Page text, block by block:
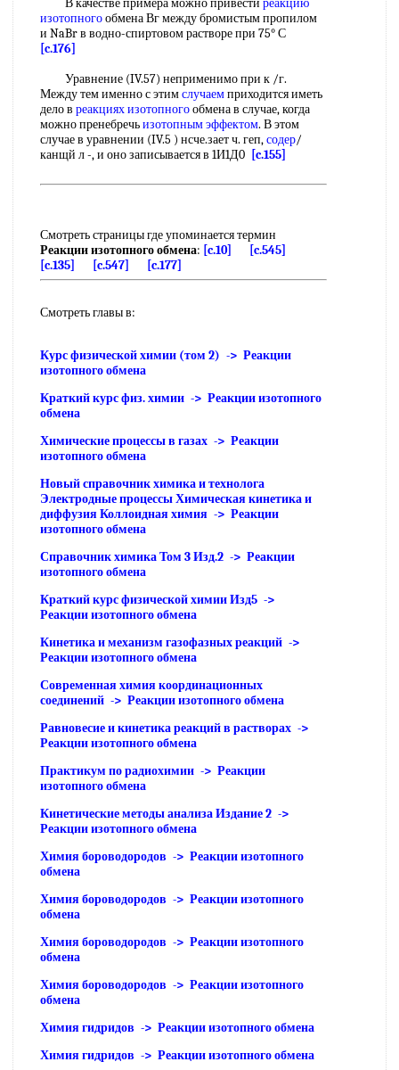
В качестве примера можно привести реакцию
изотопногообмена Вг между бромистым пропилом
и NaBr в водно-спиртовом растворе при 75° С
[c.176]
Уравнение (IV.57) неприменимо при к /г.
Между тем именно с этимслучаемприходится иметь
дело в реакциях изотопногообмена в случае, когда
можно пренебречьизотопным эффектом. В этом
случае в уравнении (IV.5 ) нсче.зает ч. геп,содер/
канщй л -, и оно записывается в 1И1Д0 [c.155]
Смотреть страницы где упоминается термин
Реакции изотопного обмена: [c.10]
[c.545]
[c.135]
[c.547] [c.177]
Смотреть главы в:
Курс физической химии (том 2) -> Реакции
изотопного обмена
Краткий курс физ. химии -> Реакции изотопного
обмена
Химические процессы в газах -> Реакции
изотопного обмена
Новый справочник химика и технолога
Электродные процессы Химическая кинетика и
диффузия Коллоидная химия -> Реакции
изотопного обмена
Справочник химика Том 3 Изд.2 -> Реакции
изотопного обмена
Краткий курс физической химии Изд5 ->
Реакции изотопного обмена
Кинетика и механизм газофазных реакций ->
Реакции изотопного обмена
Современная химия координационных
соединений -> Реакции изотопного обмена
Равновесие и кинетика реакций в растворах ->
Реакции изотопного обмена
Практикум по радиохимии -> Реакции
изотопного обмена
Кинетические методы анализа Издание 2 ->
Реакции изотопного обмена
Химия бороводородов -> Реакции изотопного
обмена
Химия бороводородов -> Реакции изотопного
обмена
Химия бороводородов -> Реакции изотопного
обмена
Химия бороводородов -> Реакции изотопного
обмена
Химия гидридов -> Реакции изотопного обмена
Химия гидридов -> Реакции изотопного обмена